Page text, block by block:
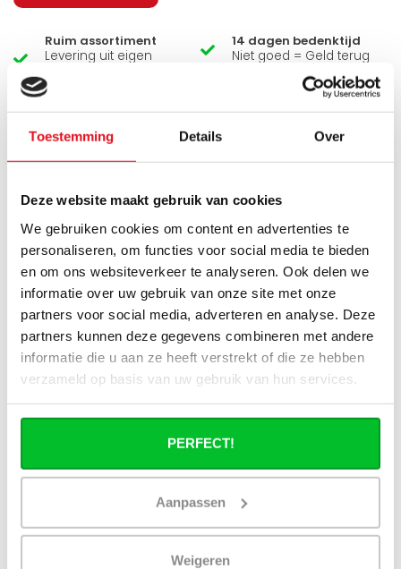
Toestemming Details Over
Deze website maakt gebruik van cookies
We gebruiken cookies om content en advertenties te
personaliseren, om functies voor social media te bieden
en om ons websiteverkeer te analyseren. Ook delen we
informatie over uw gebruik van onze site met onze
partners voor social media, adverteren en analyse. Deze
partners kunnen deze gegevens combineren met andere
informatie die u aan ze heeft verstrekt of die ze hebben
verzameld op basis van uw gebruik van hun services.
PERFECT!
Aanpassen
Weigeren
Ruim assortiment
Levering uit eigen
14 dagen bedenktijd
Niet goed = Geld terug
Zelf ophalen in de
Wij zijn 6 dagen per
Snelle levering in
Geen onverwachte